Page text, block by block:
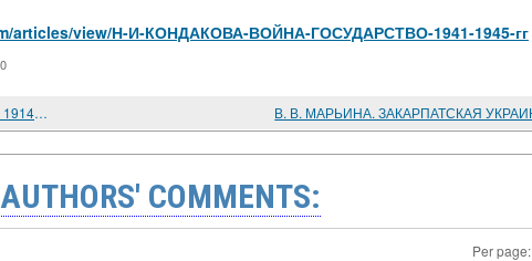
articles/view/Н-И-КОНДАКОВА-ВОЙНА-ГОСУДАРСТВО-1941-1945-гг
ФРОНТОВОЙ ОПЫТ РУССКИХ СОЛДАТ. 1914-1916 годы
COMMENTS:
Per page: